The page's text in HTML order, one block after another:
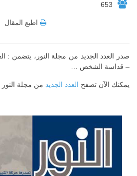
653
اطبع المقال
صدر العدد الجديد من مجلة النور، يتضمن :
– قداسة الشخص …
يمكنك الآن تصفح العدد الجديد من مجلة النور